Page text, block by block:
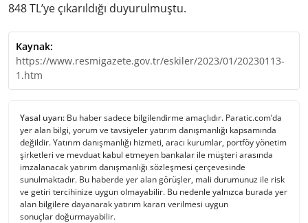
848 TL’ye çıkarıldığı duyurulmuştu.
Kaynak:
https://www.resmigazete.gov.tr/eskiler/2023/01/20230113-
1.htm
Yasal uyarı: Bu haber sadece bilgilendirme amaçlıdır. Paratic.com’da
yer alan bilgi, yorum ve tavsiyeler yatırım danışmanlığı kapsamında
değildir. Yatırım danışmanlığı hizmeti, aracı kurumlar, portföy yönetim
şirketleri ve mevduat kabul etmeyen bankalar ile müşteri arasında
imzalanacak yatırım danışmanlığı sözleşmesi çerçevesinde
sunulmaktadır. Bu haberde yer alan görüşler, mali durumunuz ile risk
ve getiri tercihinize uygun olmayabilir. Bu nedenle yalnızca burada yer
alan bilgilere dayanarak yatırım kararı verilmesi uygun
sonuçlar doğurmayabilir.